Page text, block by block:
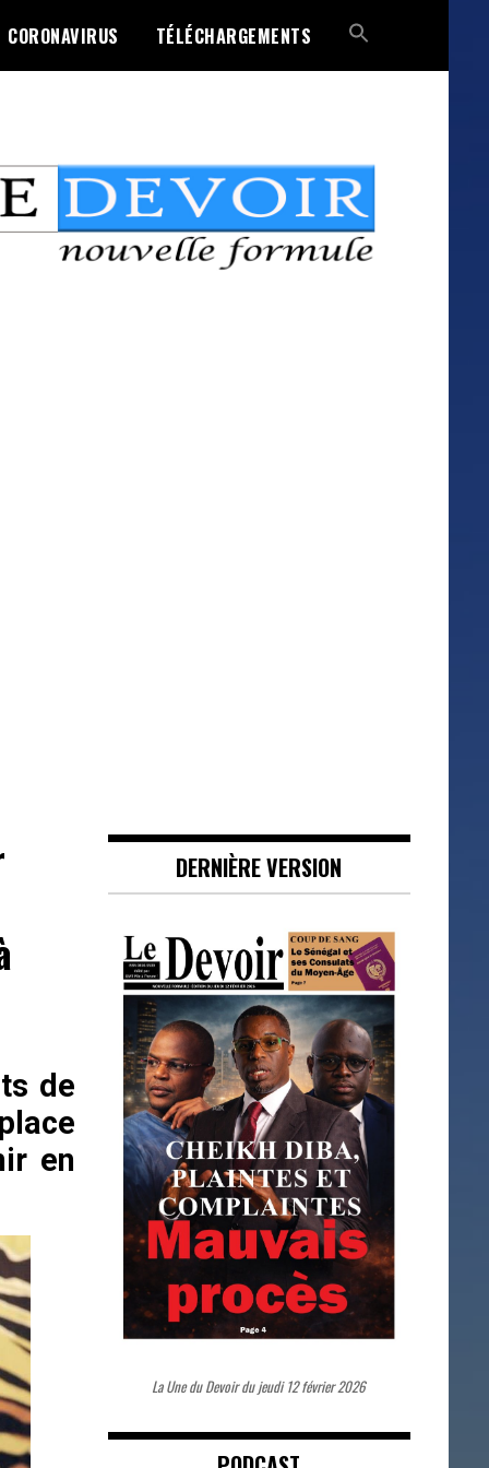
CORONAVIRUS TÉLÉCHARGEMENTS
de
en
DERNIÈRE VERSION
La Une du Devoir du jeudi 12 février 2026